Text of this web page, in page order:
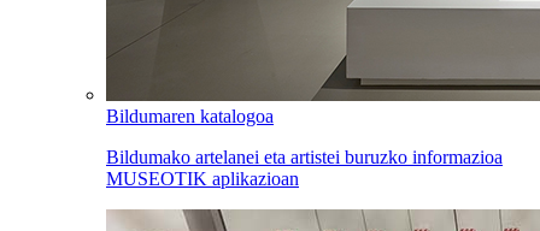
Bildumaren katalogoa
Bildumako artelanei eta artistei buruzko informazioa
MUSEOTIK aplikazioan